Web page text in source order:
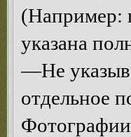
(Например:
указана
—Не
отдельное
Фотографии